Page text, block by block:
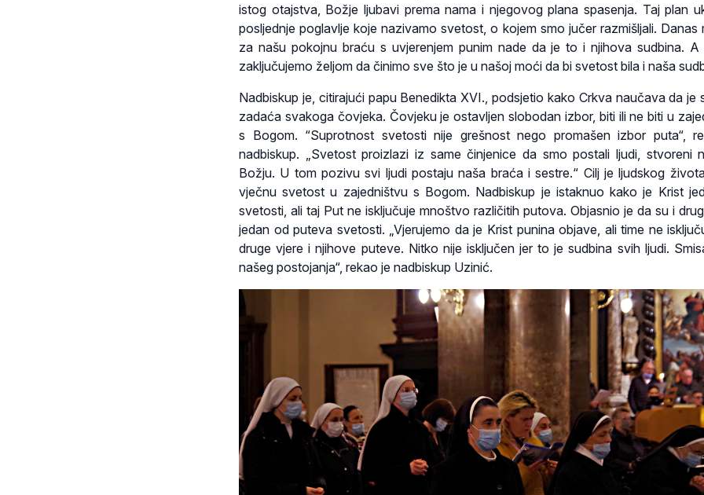
istog otajstva, Božje ljubavi prema nama i njegovog plana spasenja. Taj plan
posljednje poglavlje koje nazivamo svetost, o kojem smo jučer razmišljali. Danas
za našu pokojnu braću s uvjerenjem punim nade da je to i njihova sudbina.
zaključujemo željom da činimo sve što je u našoj moći da bi svetost bila i naša
Nadbiskup je, citirajući papu Benedikta XVI., podsjetio kako Crkva naučava da je
zadaća svakoga čovjeka. Čovjeku je ostavljen slobodan izbor, biti ili ne biti u
s Bogom. “Suprotnost svetosti nije grešnost nego promašen izbor puta“,
nadbiskup. „Svetost proizlazi iz same činjenice da smo postali ljudi, stvoreni
Božju. U tom pozivu svi ljudi postaju naša braća i sestre.“ Cilj je ljudskog
vječnu svetost u zajedništvu s Bogom. Nadbiskup je istaknuo kako je Krist
svetosti, ali taj Put ne isključuje mnoštvo različitih putova. Objasnio je da su i
jedan od puteva svetosti. „Vjerujemo da je Krist punina objave, ali time ne
druge vjere i njihove puteve. Nitko nije isključen jer to je sudbina svih ljudi.
našeg postojanja“, rekao je nadbiskup Uzinić.